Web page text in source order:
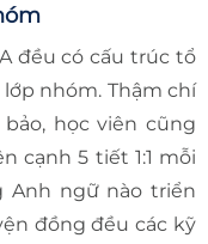
đều có cấu trúc tổ
lớp nhóm. Thậm chí
học viên cũng
cạnh 5 tiết 1:1 mỗi
Anh ngữ nào triển
đồng đều các kỹ